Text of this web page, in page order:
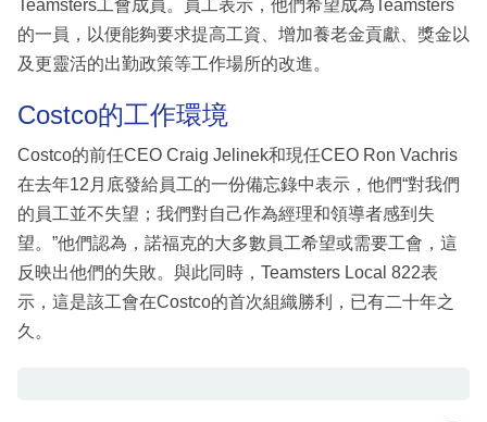
Teamsters工會成員。員工表示，他們希望成為Teamsters
的一員，以便能夠要求提高工資、增加養老金貢獻、獎金以
及更靈活的出勤政策等工作場所的改進。
Costco的工作環境
Costco的前任CEO Craig Jelinek和現任CEO Ron Vachris
在去年12月底發給員工的一份備忘錄中表示，他們“對我們
的員工並不失望；我們對自己作為經理和領導者感到失
望。”他們認為，諾福克的大多數員工希望或需要工會，這
反映出他們的失敗。與此同時，Teamsters Local 822表
示，這是該工會在Costco的首次組織勝利，已有二十年之
久。